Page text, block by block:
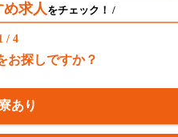
め求人をチェック！ /
/ 4
お探しですか？
あり